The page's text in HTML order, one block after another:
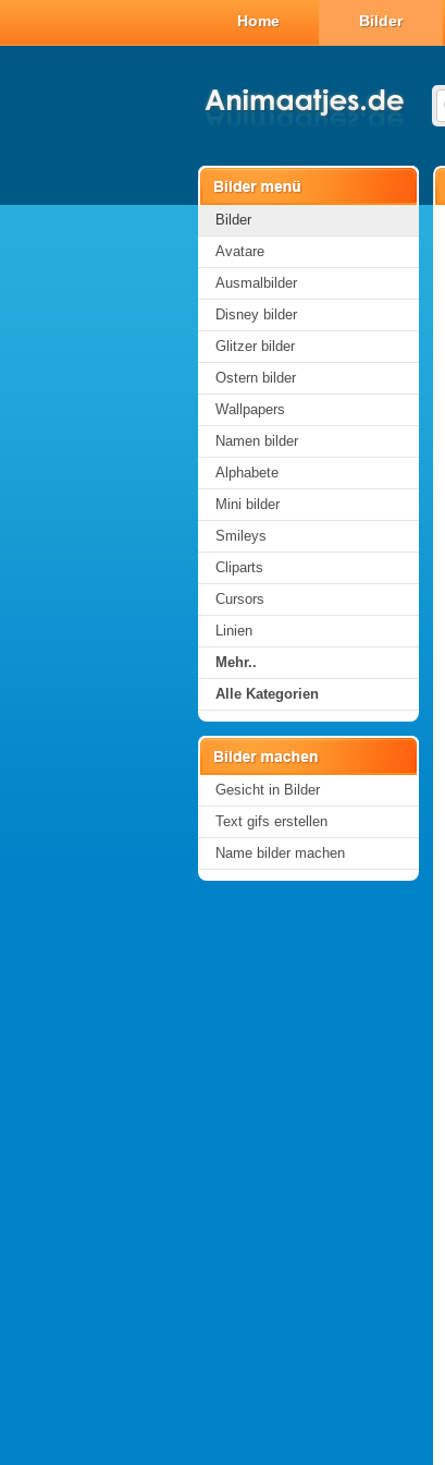
Home Bilder
Bilder
Avatare
Ausmalbilder
Disney bilder
Glitzer bilder
Ostern bilder
Wallpapers
Namen bilder
Alphabete
Mini bilder
Smileys
Cliparts
Cursors
Linien
Mehr..
Alle Kategorien
Gesicht in Bilder
Text gifs erstellen
Name bilder machen